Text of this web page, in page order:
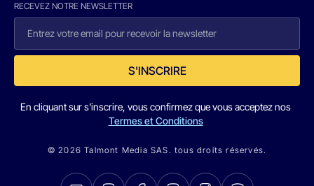
RECEVEZ NOTRE NEWSLETTER
S'INSCRIRE
En cliquant sur s'inscrire, vous confirmez que vous acceptez nos
Termes et Conditions
© 2026 Talmont Media SAS. tous droits réservés.